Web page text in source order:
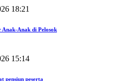
18:21
Anak di Pelosok
15:14
pensiun peserta